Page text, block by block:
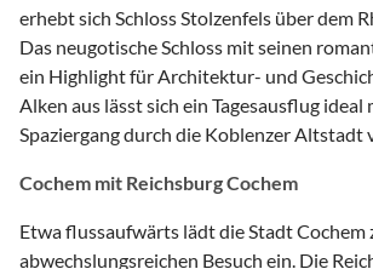
erhebt sich Schloss Stolzenfels über dem
Das neugotische Schloss mit seinen
ein Highlight für Architektur- und
Alken aus lässt sich ein Tagesausflug ideal
Spaziergang durch die Koblenzer Altstadt
Cochem mit Reichsburg Cochem
Etwa flussaufwärts lädt die Stadt Cochem
abwechslungsreichen Besuch ein. Die